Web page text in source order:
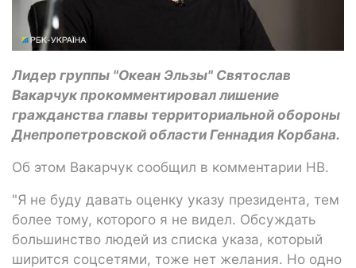
Лидер группы "Океан Эльзы" Святослав
Вакарчук прокомментировал лишение
гражданства главы территориальной обороны
Днепропетровской области Геннадия Корбана.
Об этом Вакарчук сообщил в комментарии НВ.
"Я не буду давать оценку указу президента, тем
более тому, которого я не видел. Обсуждать
большинство людей из списка указа, который
ширится соцсетями, тоже нет желания. Но одно